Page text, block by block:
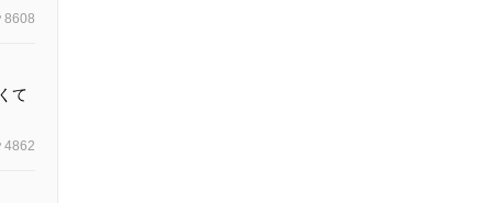
8608
て
4862